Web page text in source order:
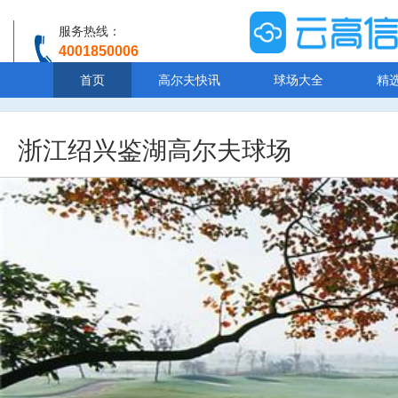
服务热线：
4001850006
首页 高尔夫快讯 球场大全 精
浙江绍兴鉴湖高尔夫球场